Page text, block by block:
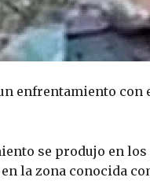
enfrentamiento
se produjo en
la zona conocida